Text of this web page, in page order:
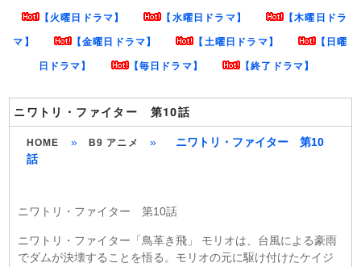
【火曜日ドラマ】 【水曜日ドラマ】 【木曜日ドラ
マ】 【金曜日ドラマ】 【土曜日ドラマ】 【日曜
日ドラマ】 【毎日ドラマ】 【終了ドラマ】
ニワトリ・ファイター 第10話
HOME » B9 アニメ »
ニワトリ・ファイター 第10
話
ニワトリ・ファイター 第10話
ニワトリ・ファイター「鳥革き飛」 モリオは、台風による豪雨
でダムが決壊することを悟る。モリオの元に駆け付けたケイジ